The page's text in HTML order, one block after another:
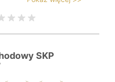
SKP